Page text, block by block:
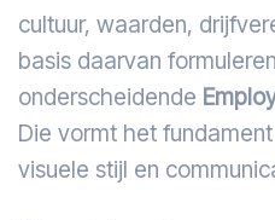
cultuur, waarden,
basis daarvan
onderscheidende
Die vormt het
visuele stijl en